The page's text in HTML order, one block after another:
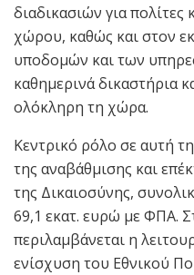
διαδικασιών για πολίτες
χώρου, καθώς και στον
υποδομών και των
καθημερινά δικαστήρια
ολόκληρη τη χώρα.
Κεντρικό ρόλο σε αυτή
της αναβάθμισης και
της Δικαιοσύνης,
69,1 εκατ. ευρώ με ΦΠΑ.
περιλαμβάνεται η
ενίσχυση του Εθνικού